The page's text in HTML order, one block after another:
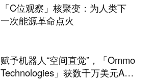
「C位观察」核聚变：为人类下
一次能源革命点火
赋予机器人“空间直觉”，「Ommo
Technologies」获数千万美元A轮